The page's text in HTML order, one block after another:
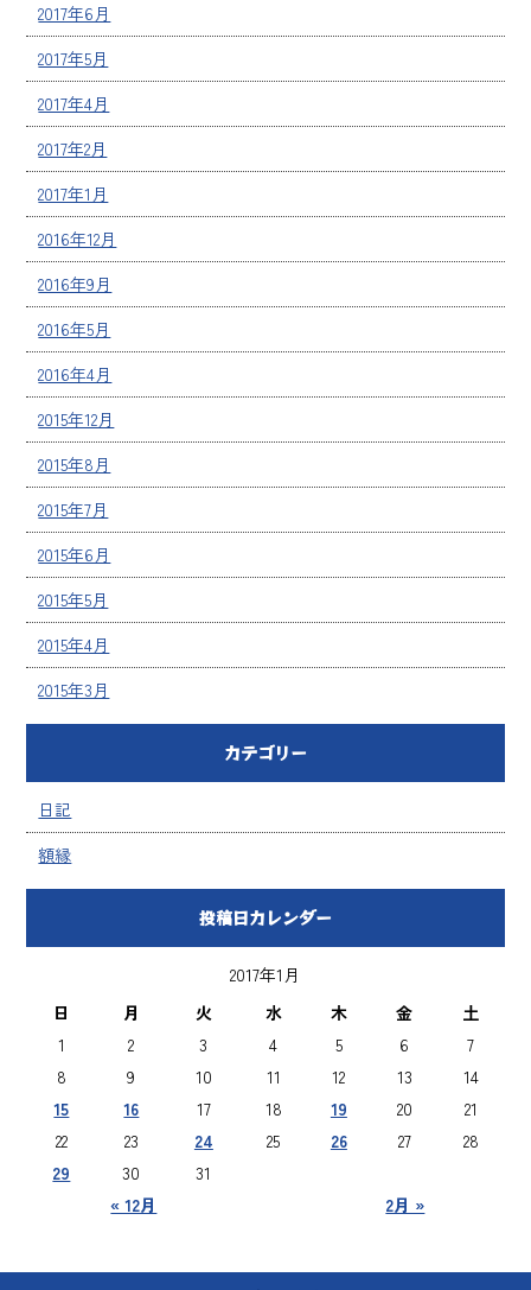
2017年6月
2017年5月
2017年4月
2017年2月
2017年1月
2016年12月
2016年9月
2016年5月
2016年4月
2015年12月
2015年8月
2015年7月
2015年6月
2015年5月
2015年4月
2015年3月
カテゴリー
日記
額縁
投稿日カレンダー
2017年1月
日
月 火 水 木 金 土
« 12月 2月 »
1 2 3 4 5 6
7
8
9 10 11 12 13
14
15
16 17 18 19 20
21
22
23 24 25 26 27
28
29
30 31